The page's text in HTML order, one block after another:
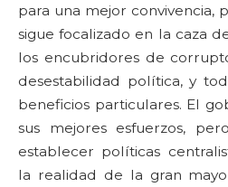
para una mejor convivencia,
sigue focalizado en la caza
los encubridores de
desestabilidad política, y
beneficios particulares. El
sus mejores esfuerzos,
establecer políticas
la realidad de la gran